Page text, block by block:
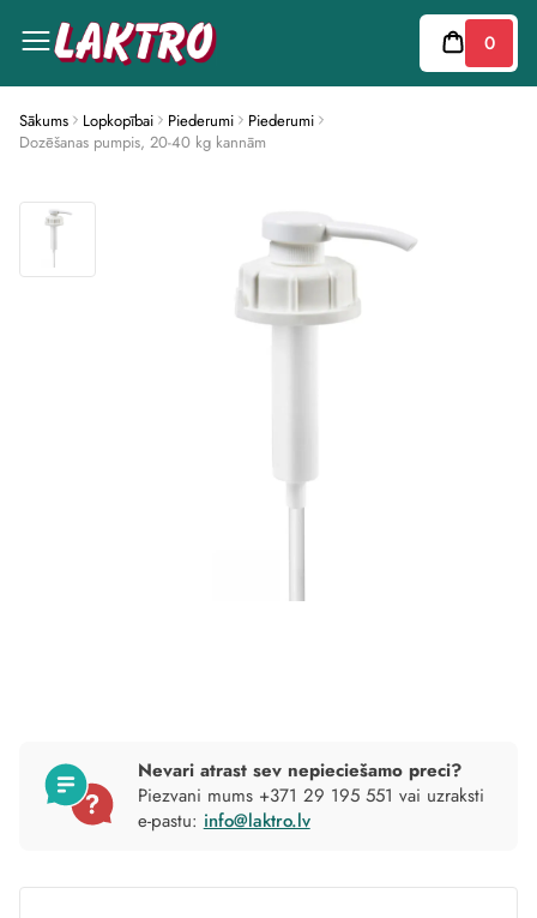
website
includes
accessibility
Press
CTRL
enable
adjustments.
0
Sākums Lopkopībai Piederumi
Piederumi
Dozēšanas pumpis, 20-40 kg kannām
Nevari atrast sev nepieciešamo preci?
Piezvani mums +371 29 195 551 vai uzraksti
e-pastu: info@laktro.lv